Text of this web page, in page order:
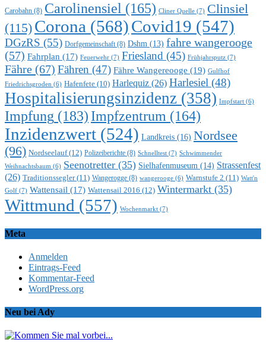
Carobahn (8) Carolinensiel (165) Cliner Quelle (7) Clinsiel
(115) Corona (568)Covid19 (547)
DGzRS (55) Dorfgemeinschaft(8) Dshm (13) fahre wangerooge
(57) Fahrplan (17) Feuerwehr (7) Friesland (45) Frühjahrsputz (7)
Fähre (67) Fähren (47) Fähre Wangereooge (19) Gulfhof
Friedrichsgroden (6) Hafenfete (10) Harlequiz (26) Harlesiel (48)
Hospitalisierungsinzidenz (358) Impfstart (6)
Impfung (183) Impfzentrum (164)
Inzidenzwert (524) Landkreis (16) Nordsee
(96) Nordseelauf(12) Polizeiberichte (8) Schnelltest (7) Schwimmender
Weihnachtsbaum (6) Seenotretter (35) Sielhafenmuseum (14) Strassenfest
(26) Traditionssegler(11) Wangerogge (8) wangerooge (6) Warnstufe 2 (11) Watt'n
Golf (7) Wattensail (17) Wattensail 2016 (12) Wintermarkt (35)
Wittmund (557) Wochenmarkt (7)
Meta
Anmelden
Eintrags-Feed
Kommentar-Feed
WordPress.org
Neu bei Ady